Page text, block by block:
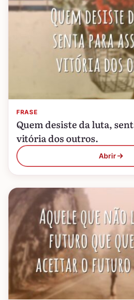
FRASE
Quem desiste da luta,
vitória dos outros.
Abrir